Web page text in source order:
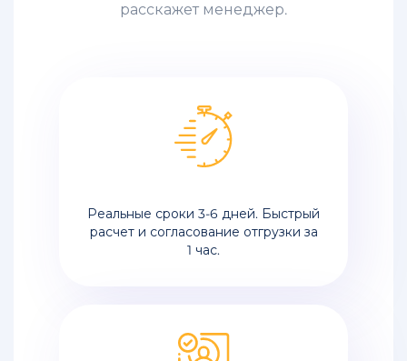
расскажет менеджер.
Реальные сроки 3-6 дней. Быстрый
расчет и согласование отгрузки за
1 час.